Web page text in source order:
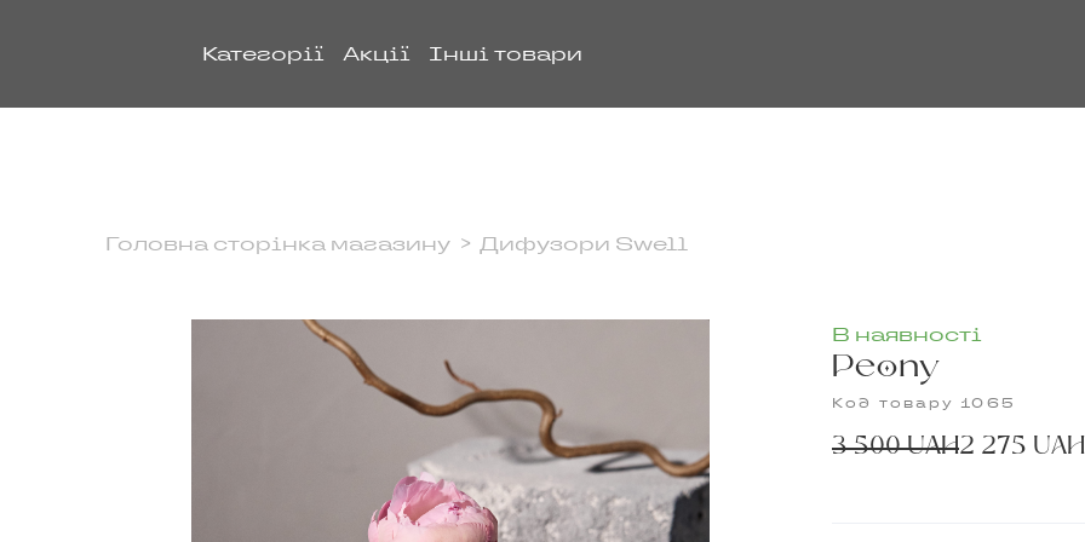
Категорії Акції Інші товари
Головна сторінка магазину Дифузори Swell
В наявності
Peony
Код товару 1065
3 500 UAH2 275 UAH